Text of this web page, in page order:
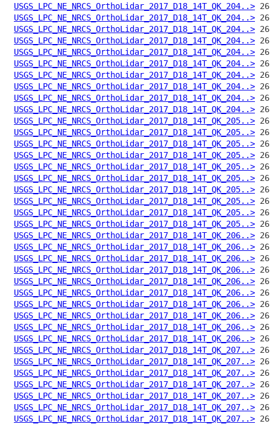
USGS_LPC_NE_NRCS_OrthoLidar_2017_D18_14T_QK_204..>
USGS_LPC_NE_NRCS_OrthoLidar_2017_D18_14T_QK_204..>
USGS_LPC_NE_NRCS_OrthoLidar_2017_D18_14T_QK_204..>
USGS_LPC_NE_NRCS_OrthoLidar_2017_D18_14T_QK_204..>
USGS_LPC_NE_NRCS_OrthoLidar_2017_D18_14T_QK_204..>
USGS_LPC_NE_NRCS_OrthoLidar_2017_D18_14T_QK_204..>
USGS_LPC_NE_NRCS_OrthoLidar_2017_D18_14T_QK_204..>
USGS_LPC_NE_NRCS_OrthoLidar_2017_D18_14T_QK_204..>
USGS_LPC_NE_NRCS_OrthoLidar_2017_D18_14T_QK_204..>
USGS_LPC_NE_NRCS_OrthoLidar_2017_D18_14T_QK_204..>
USGS_LPC_NE_NRCS_OrthoLidar_2017_D18_14T_QK_205..>
USGS_LPC_NE_NRCS_OrthoLidar_2017_D18_14T_QK_205..>
USGS_LPC_NE_NRCS_OrthoLidar_2017_D18_14T_QK_205..>
USGS_LPC_NE_NRCS_OrthoLidar_2017_D18_14T_QK_205..>
USGS_LPC_NE_NRCS_OrthoLidar_2017_D18_14T_QK_205..>
USGS_LPC_NE_NRCS_OrthoLidar_2017_D18_14T_QK_205..>
USGS_LPC_NE_NRCS_OrthoLidar_2017_D18_14T_QK_205..>
USGS_LPC_NE_NRCS_OrthoLidar_2017_D18_14T_QK_205..>
USGS_LPC_NE_NRCS_OrthoLidar_2017_D18_14T_QK_205..>
USGS_LPC_NE_NRCS_OrthoLidar_2017_D18_14T_QK_205..>
USGS_LPC_NE_NRCS_OrthoLidar_2017_D18_14T_QK_206..>
USGS_LPC_NE_NRCS_OrthoLidar_2017_D18_14T_QK_206..>
USGS_LPC_NE_NRCS_OrthoLidar_2017_D18_14T_QK_206..>
USGS_LPC_NE_NRCS_OrthoLidar_2017_D18_14T_QK_206..>
USGS_LPC_NE_NRCS_OrthoLidar_2017_D18_14T_QK_206..>
USGS_LPC_NE_NRCS_OrthoLidar_2017_D18_14T_QK_206..>
USGS_LPC_NE_NRCS_OrthoLidar_2017_D18_14T_QK_206..>
USGS_LPC_NE_NRCS_OrthoLidar_2017_D18_14T_QK_206..>
USGS_LPC_NE_NRCS_OrthoLidar_2017_D18_14T_QK_206..>
USGS_LPC_NE_NRCS_OrthoLidar_2017_D18_14T_QK_206..>
USGS_LPC_NE_NRCS_OrthoLidar_2017_D18_14T_QK_207..>
USGS_LPC_NE_NRCS_OrthoLidar_2017_D18_14T_QK_207..>
USGS_LPC_NE_NRCS_OrthoLidar_2017_D18_14T_QK_207..>
USGS_LPC_NE_NRCS_OrthoLidar_2017_D18_14T_QK_207..>
USGS_LPC_NE_NRCS_OrthoLidar_2017_D18_14T_QK_207..>
USGS_LPC_NE_NRCS_OrthoLidar_2017_D18_14T_QK_207..>
USGS_LPC_NE_NRCS_OrthoLidar_2017_D18_14T_QK_207..>